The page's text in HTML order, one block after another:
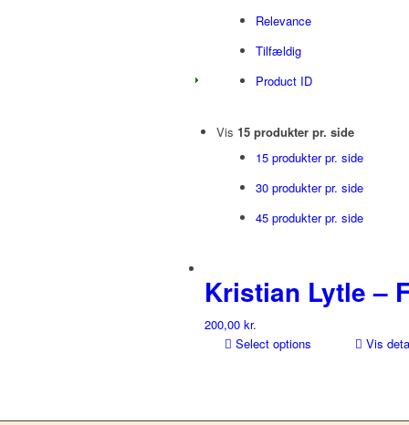
Relevance
Tilfældig
Product ID
Vis 15 produkter pr. side
15 produkter pr. side
30 produkter pr. side
45 produkter pr. side
Kristian Lytle –
200,00 kr.
Select options
Vis